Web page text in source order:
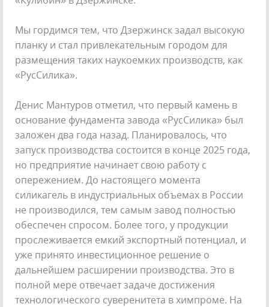
Мы гордимся тем, что Дзержинск задал высокую
планку и стал привлекательным городом для
размещения таких наукоемких производств, как
«РусСилика».
Денис Мантуров отметил, что первый камень в
основание фундамента завода «РусСилика» был
заложен два года назад. Планировалось, что
запуск производства состоится в конце 2025 года,
но предприятие начинает свою работу с
опережением. До настоящего момента
силикагель в индустриальных объемах в России
не производился, тем самым завод полностью
обеспечен спросом. Более того, у продукции
прослеживается емкий экспортный потенциал, и
уже принято инвестиционное решение о
дальнейшем расширении производства. Это в
полной мере отвечает задаче достижения
технологического суверенитета в химпроме. На